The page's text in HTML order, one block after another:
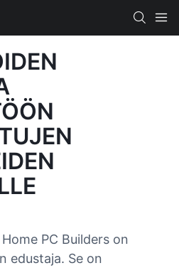
PC Builders on
edustaja. Se on